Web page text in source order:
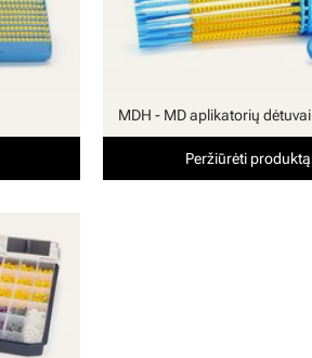
MDH - MD aplikatorių dėtuvai
Peržiūrėti produktą